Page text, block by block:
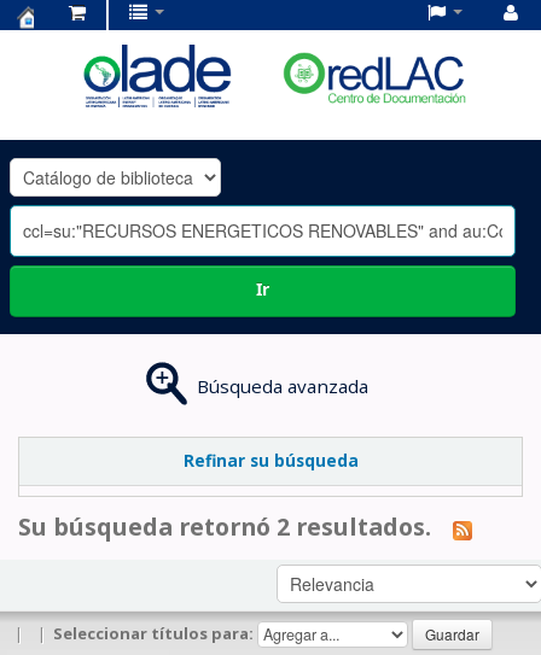
OLADE
-
Ir
Búsqueda avanzada
Refinar su búsqueda
Su búsqueda retornó 2 resultados.
| | Seleccionar títulos para: